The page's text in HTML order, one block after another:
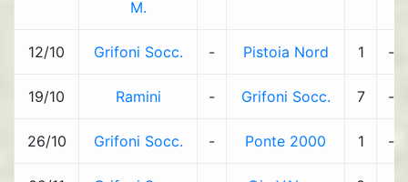
M.
12/10 Grifoni Socc. - Pistoia Nord 1 -
19/10 Ramini - Grifoni Socc. 7 -
26/10 Grifoni Socc. - Ponte 2000 1 -